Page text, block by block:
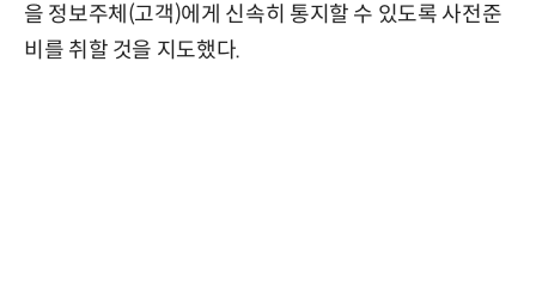
을 정보주체(고객)에게 신속히 통지할 수 있도록 사전준
비를 취할 것을 지도했다.